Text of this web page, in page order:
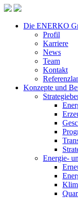
Die ENERKO
Profil
Karriere
News
Team
Kontakt
Konzepte und
Energie-